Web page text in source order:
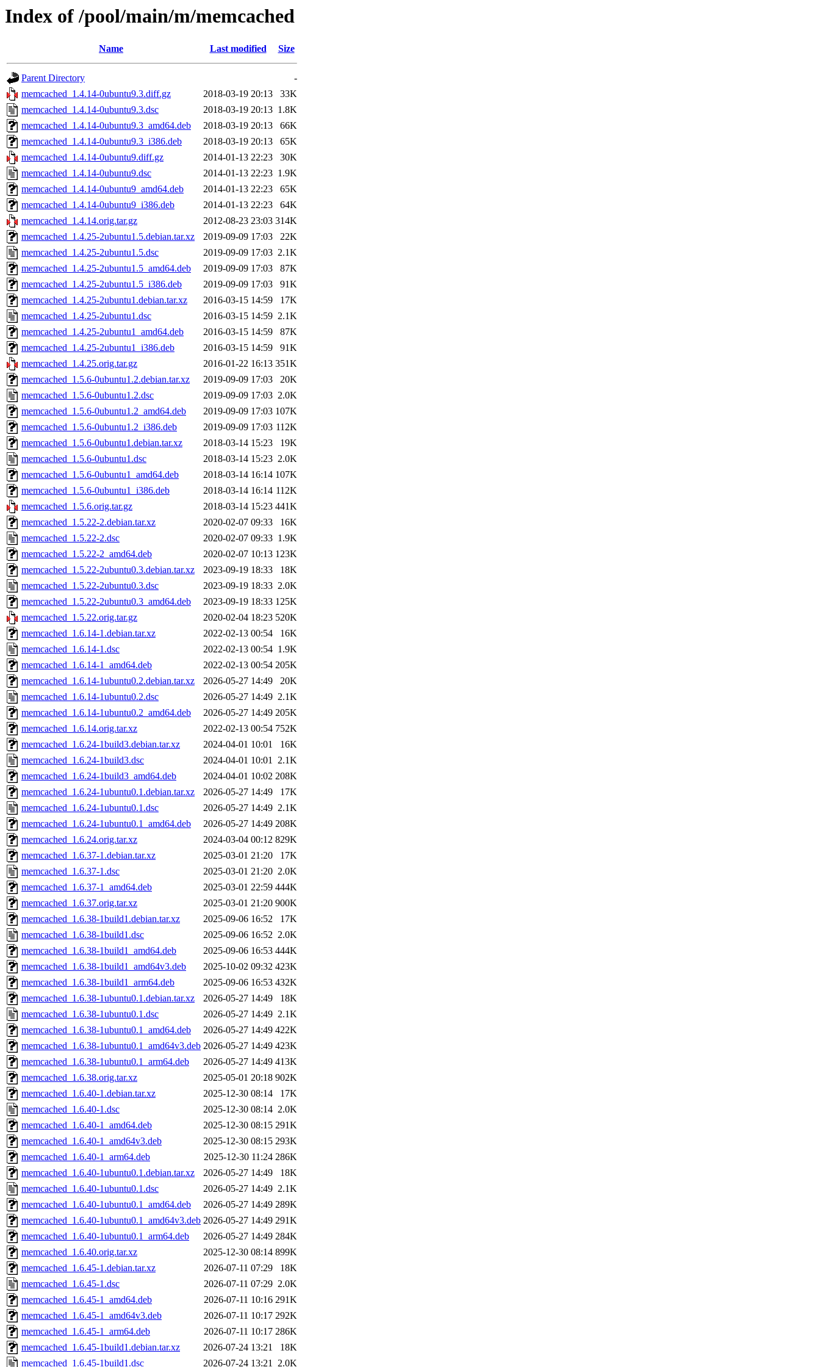
Index of /pool/main/m/memcached
Name Last modified Size
Parent Directory
-
memcached_1.4.14-0ubuntu9.3.diff.gz
2018-03-19 20:13
33K
memcached_1.4.14-0ubuntu9.3.dsc
2018-03-19 20:13 1.8K
memcached_1.4.14-0ubuntu9.3_amd64.deb
2018-03-19 20:13
66K
memcached_1.4.14-0ubuntu9.3_i386.deb
2018-03-19 20:13
65K
memcached_1.4.14-0ubuntu9.diff.gz
2014-01-13 22:23
30K
memcached_1.4.14-0ubuntu9.dsc
2014-01-13 22:23 1.9K
memcached_1.4.14-0ubuntu9_amd64.deb
2014-01-13 22:23
65K
memcached_1.4.14-0ubuntu9_i386.deb
2014-01-13 22:23
64K
memcached_1.4.14.orig.tar.gz
2012-08-23 23:03 314K
memcached_1.4.25-2ubuntu1.5.debian.tar.xz
2019-09-09 17:03
22K
memcached_1.4.25-2ubuntu1.5.dsc
2019-09-09 17:03 2.1K
memcached_1.4.25-2ubuntu1.5_amd64.deb
2019-09-09 17:03
87K
memcached_1.4.25-2ubuntu1.5_i386.deb
2019-09-09 17:03
91K
memcached_1.4.25-2ubuntu1.debian.tar.xz
2016-03-15 14:59
17K
memcached_1.4.25-2ubuntu1.dsc
2016-03-15 14:59 2.1K
memcached_1.4.25-2ubuntu1_amd64.deb
2016-03-15 14:59
87K
memcached_1.4.25-2ubuntu1_i386.deb
2016-03-15 14:59
91K
memcached_1.4.25.orig.tar.gz
2016-01-22 16:13 351K
memcached_1.5.6-0ubuntu1.2.debian.tar.xz
2019-09-09 17:03
20K
memcached_1.5.6-0ubuntu1.2.dsc
2019-09-09 17:03 2.0K
memcached_1.5.6-0ubuntu1.2_amd64.deb
2019-09-09 17:03 107K
memcached_1.5.6-0ubuntu1.2_i386.deb
2019-09-09 17:03 112K
memcached_1.5.6-0ubuntu1.debian.tar.xz
2018-03-14 15:23
19K
memcached_1.5.6-0ubuntu1.dsc
2018-03-14 15:23 2.0K
memcached_1.5.6-0ubuntu1_amd64.deb
2018-03-14 16:14 107K
memcached_1.5.6-0ubuntu1_i386.deb
2018-03-14 16:14 112K
memcached_1.5.6.orig.tar.gz
2018-03-14 15:23 441K
memcached_1.5.22-2.debian.tar.xz
2020-02-07 09:33
16K
memcached_1.5.22-2.dsc
2020-02-07 09:33 1.9K
memcached_1.5.22-2_amd64.deb
2020-02-07 10:13 123K
memcached_1.5.22-2ubuntu0.3.debian.tar.xz
2023-09-19 18:33
18K
memcached_1.5.22-2ubuntu0.3.dsc
2023-09-19 18:33 2.0K
memcached_1.5.22-2ubuntu0.3_amd64.deb
2023-09-19 18:33 125K
memcached_1.5.22.orig.tar.gz
2020-02-04 18:23 520K
memcached_1.6.14-1.debian.tar.xz
2022-02-13 00:54
16K
memcached_1.6.14-1.dsc
2022-02-13 00:54 1.9K
memcached_1.6.14-1_amd64.deb
2022-02-13 00:54 205K
memcached_1.6.14-1ubuntu0.2.debian.tar.xz
2026-05-27 14:49
20K
memcached_1.6.14-1ubuntu0.2.dsc
2026-05-27 14:49 2.1K
memcached_1.6.14-1ubuntu0.2_amd64.deb
2026-05-27 14:49 205K
memcached_1.6.14.orig.tar.xz
2022-02-13 00:54 752K
memcached_1.6.24-1build3.debian.tar.xz
2024-04-01 10:01
16K
memcached_1.6.24-1build3.dsc
2024-04-01 10:01 2.1K
memcached_1.6.24-1build3_amd64.deb
2024-04-01 10:02 208K
memcached_1.6.24-1ubuntu0.1.debian.tar.xz
2026-05-27 14:49
17K
memcached_1.6.24-1ubuntu0.1.dsc
2026-05-27 14:49 2.1K
memcached_1.6.24-1ubuntu0.1_amd64.deb
2026-05-27 14:49 208K
memcached_1.6.24.orig.tar.xz
2024-03-04 00:12 829K
memcached_1.6.37-1.debian.tar.xz
2025-03-01 21:20
17K
memcached_1.6.37-1.dsc
2025-03-01 21:20 2.0K
memcached_1.6.37-1_amd64.deb
2025-03-01 22:59 444K
memcached_1.6.37.orig.tar.xz
2025-03-01 21:20 900K
memcached_1.6.38-1build1.debian.tar.xz
2025-09-06 16:52
17K
memcached_1.6.38-1build1.dsc
2025-09-06 16:52 2.0K
memcached_1.6.38-1build1_amd64.deb
2025-09-06 16:53 444K
memcached_1.6.38-1build1_amd64v3.deb
2025-10-02 09:32 423K
memcached_1.6.38-1build1_arm64.deb
2025-09-06 16:53 432K
memcached_1.6.38-1ubuntu0.1.debian.tar.xz
2026-05-27 14:49
18K
memcached_1.6.38-1ubuntu0.1.dsc
2026-05-27 14:49 2.1K
memcached_1.6.38-1ubuntu0.1_amd64.deb
2026-05-27 14:49 422K
memcached_1.6.38-1ubuntu0.1_amd64v3.deb 2026-05-27 14:49 423K
memcached_1.6.38-1ubuntu0.1_arm64.deb
2026-05-27 14:49 413K
memcached_1.6.38.orig.tar.xz
2025-05-01 20:18 902K
memcached_1.6.40-1.debian.tar.xz
2025-12-30 08:14
17K
memcached_1.6.40-1.dsc
2025-12-30 08:14 2.0K
memcached_1.6.40-1_amd64.deb
2025-12-30 08:15 291K
memcached_1.6.40-1_amd64v3.deb
2025-12-30 08:15 293K
memcached_1.6.40-1_arm64.deb
2025-12-30 11:24 286K
memcached_1.6.40-1ubuntu0.1.debian.tar.xz
2026-05-27 14:49
18K
memcached_1.6.40-1ubuntu0.1.dsc
2026-05-27 14:49 2.1K
memcached_1.6.40-1ubuntu0.1_amd64.deb
2026-05-27 14:49 289K
memcached_1.6.40-1ubuntu0.1_amd64v3.deb 2026-05-27 14:49 291K
memcached_1.6.40-1ubuntu0.1_arm64.deb
2026-05-27 14:49 284K
memcached_1.6.40.orig.tar.xz
2025-12-30 08:14 899K
memcached_1.6.45-1.debian.tar.xz
2026-07-11 07:29
18K
memcached_1.6.45-1.dsc
2026-07-11 07:29 2.0K
memcached_1.6.45-1_amd64.deb
2026-07-11 10:16 291K
memcached_1.6.45-1_amd64v3.deb
2026-07-11 10:17 292K
memcached_1.6.45-1_arm64.deb
2026-07-11 10:17 286K
memcached_1.6.45-1build1.debian.tar.xz
2026-07-24 13:21
18K
memcached_1.6.45-1build1.dsc
2026-07-24 13:21 2.0K